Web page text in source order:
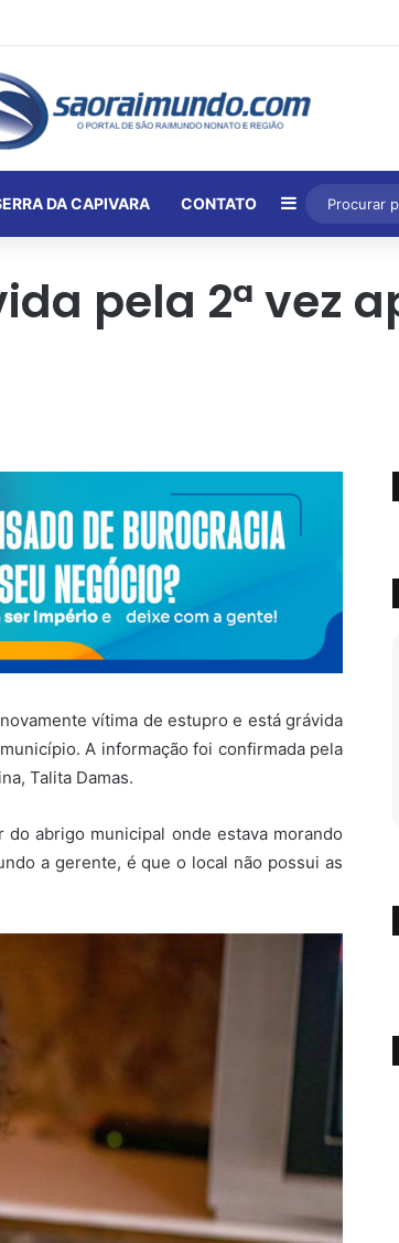
DA CAPIVARA CONTATO Barra
pela 2ª vez
vítima de estupro e está grávida
A informação foi confirmada pela
Talita Damas.
abrigo municipal onde estava morando
a gerente, é que o local não possui as